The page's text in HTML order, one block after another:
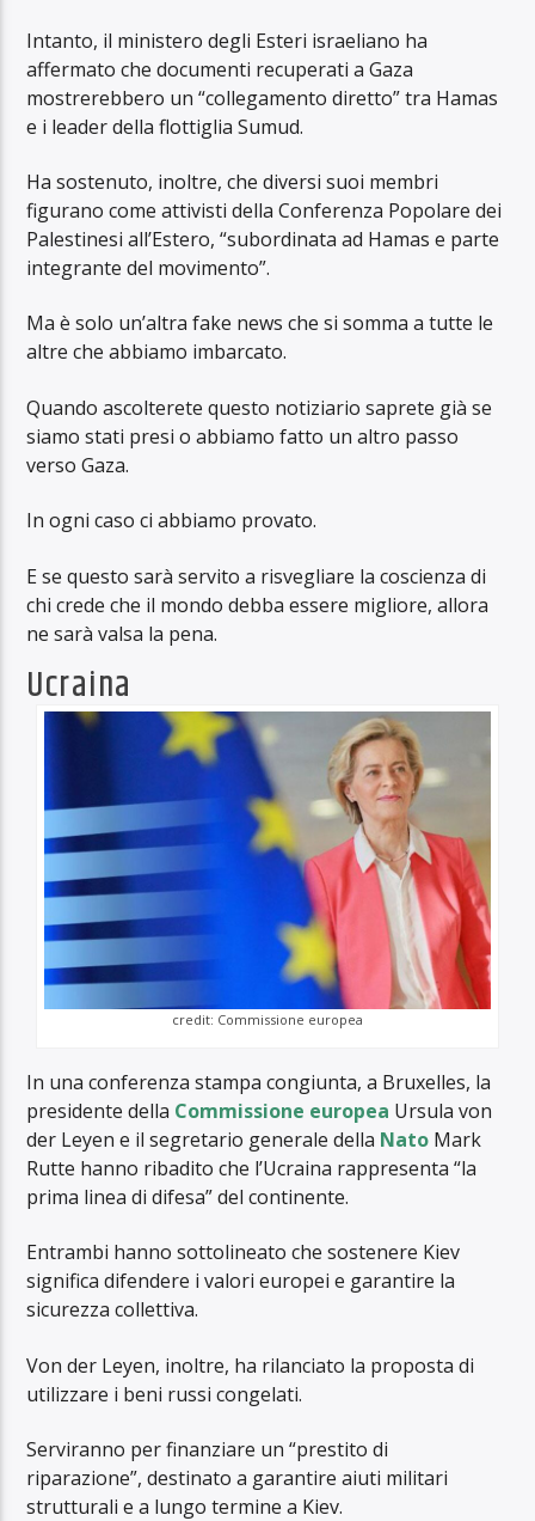
Intanto, il ministero degli Esteri israeliano ha
affermato che documenti recuperati a Gaza
mostrerebbero un “collegamento diretto” tra Hamas
e i leader della flottiglia Sumud.
Ha sostenuto, inoltre, che diversi suoi membri
figurano come attivisti della Conferenza Popolare dei
Palestinesi all’Estero, “subordinata ad Hamas e parte
integrante del movimento”.
Ma è solo un’altra fake news che si somma a tutte le
altre che abbiamo imbarcato.
Quando ascolterete questo notiziario saprete già se
siamo stati presi o abbiamo fatto un altro passo
verso Gaza.
In ogni caso ci abbiamo provato.
E se questo sarà servito a risvegliare la coscienza di
chi crede che il mondo debba essere migliore, allora
ne sarà valsa la pena.
Ucraina
credit: Commissione europea
In una conferenza stampa congiunta, a Bruxelles, la
presidente della Commissione europea Ursula von
der Leyen e il segretario generale della Nato Mark
Rutte hanno ribadito che l’Ucraina rappresenta “la
prima linea di difesa” del continente.
Entrambi hanno sottolineato che sostenere Kiev
significa difendere i valori europei e garantire la
sicurezza collettiva.
Von der Leyen, inoltre, ha rilanciato la proposta di
utilizzare i beni russi congelati.
Serviranno per finanziare un “prestito di
riparazione”, destinato a garantire aiuti militari
strutturali e a lungo termine a Kiev.